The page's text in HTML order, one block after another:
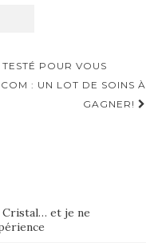
POUR VOUS
: UN LOT DE SOINS À
GAGNER!
Cristal… et je ne